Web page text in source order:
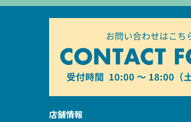
店舗情報